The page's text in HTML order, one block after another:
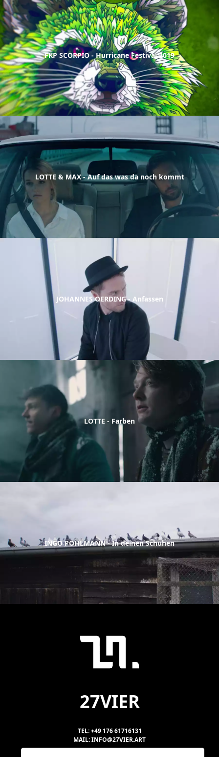
FKP SCORPIO - Hurricane Festival 2019
LOTTE & MAX - Auf das was da noch kommt
JOHANNES OERDING - Anfassen
LOTTE - Farben
INGO POHLMANN - In deinen Schuhen
27VIER
TEL: +49 176 61716131
MAIL: INFO@27VIER.ART